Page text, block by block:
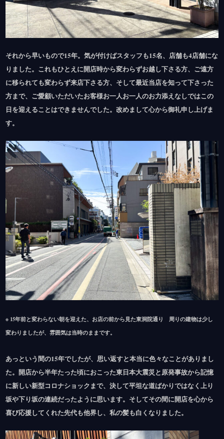
それから早いもので15年。気が付けばスタッフも15名、店舗も4店舗にな
りました。これもひとえに開店時から変わらずお越し下さる方、ご遠方
に移られても変わらず来店下さる方、そして最近当店を知って下さった
方まで、ご愛顧いただいたお客様お一人お一人のお力添えなしではこの
日を迎えることはできませんでした。改めまして心から御礼申し上げま
す。
※ 15年前と変わらない朝を迎えた、お店の前から見た東洞院通り 周りの建物は少し
変わりましたが、雰囲気は当時のままです。
あっという間の15年でしたが、思い返すと本当に色々なことがありまし
た。開店から半年たった頃におこった東日本大震災と原発事故から記憶
に新しい新型コロナショックまで、決して平坦な道ばかりではなく上り
坂や下り坂の連続だったように思います。そしてその間に開店を心から
喜び応援してくれた先代も他界し、私の髪も白くなりました。